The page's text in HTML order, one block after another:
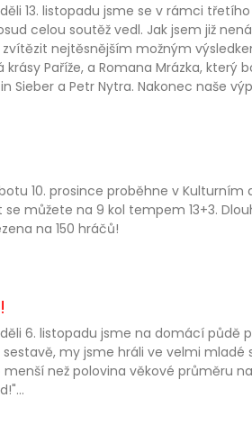
13. listopadu jsme se v rámci
celou soutěž vedl. Jak jsem již
nejtěsnějším možným
krásy Paříže, a Romana Mrázka,
Sieber a Petr Nytra. Nakonec naše
10. prosince proběhne v
se můžete na 9 kol tempem 13+3.
na 150 hráčů!
6. listopadu jsme na domácí půdě
sestavě, my jsme hráli ve velmi mladé
menší než polovina věkové průměru